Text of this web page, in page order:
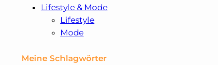
Lifestyle & Mode
Lifestyle
Mode
Meine Schlagwörter